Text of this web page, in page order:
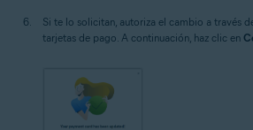
Si te lo solicitan, autoriza el cambio a través
tarjetas de pago. A continuación, haz clic en